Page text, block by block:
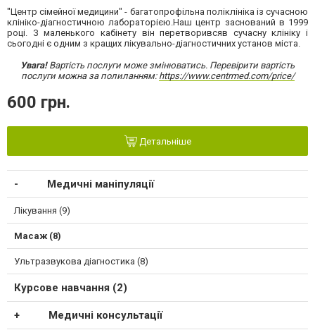
"Центр сімейної медицини" - багатопрофільна поліклініка із сучасною
клініко-діагностичною лабораторією.Наш центр заснований в 1999
році. З маленького кабінету він перетворивсяв сучасну клініку і
сьогодні є одним з кращих лікувально-діагностичних установ міста.
Увага! Вартість послуги може змінюватись. Перевірити вартість
послуги можна за полиланням: https://www.centrmed.com/price/
600 грн.
Детальніше
Медичні маніпуляції
Лікування (9)
Масаж (8)
Ультразвукова діагностика (8)
Курсове навчання (2)
Медичні консультації